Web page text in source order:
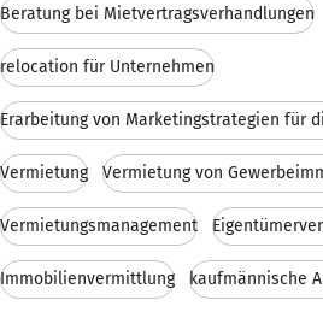
Beratung bei Mietvertragsverhandlungen
relocation für Unternehmen
Erarbeitung von Marketingstrategien für
Vermietung Vermietung von
Vermietungsmanagement
Immobilienvermittlung kaufmännische